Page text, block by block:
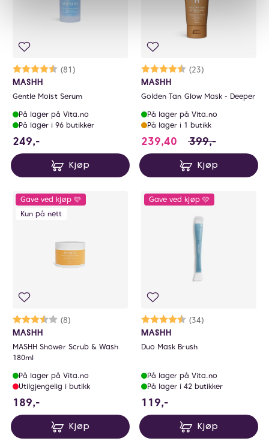
Karakter:
(81)
4.6 av 5 mulige
MASHH
Gentle Moist Serum
På lager på Vita.no
På lager i 96 butikker
249,-
Kjøp
Karakter:
(23)
4.6 av 5 mulige
MASHH
Golden Tan Glow Mask - Deeper
På lager på Vita.no
På lager i 1 butikk
239,40 239.4 i stedet for
399,-
Kjøp
Gave ved kjøp 🩷
Kun på nett
Karakter:
(8)
3.9 av 5 mulige
MASHH
MASHH Shower Scrub & Wash
180ml
På lager på Vita.no
Utilgjengelig i butikk
189,-
Kjøp
Gave ved kjøp 🩷
Karakter:
(34)
4.7 av 5 mulige
MASHH
Duo Mask Brush
På lager på Vita.no
På lager i 42 butikker
119,-
Kjøp